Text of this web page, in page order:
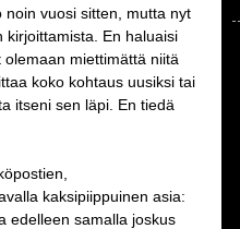
noin vuosi sitten, mutta nyt
kirjoittamista. En haluaisi
miettimättä niitä
koko kohtaus uusiksi tai
itseni sen läpi. En tiedä
kaksipiippuinen asia:
edelleen samalla joskus